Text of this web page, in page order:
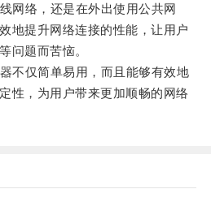
络，还是在外出使用公共网
地提升网络连接的性能，让用户
问题而苦恼。
仅简单易用，而且能够有效地
性，为用户带来更加顺畅的网络